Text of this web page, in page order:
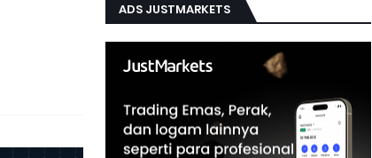
ADS JUSTMARKETS